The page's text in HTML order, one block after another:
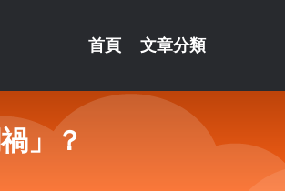
首頁 文章分類
」？